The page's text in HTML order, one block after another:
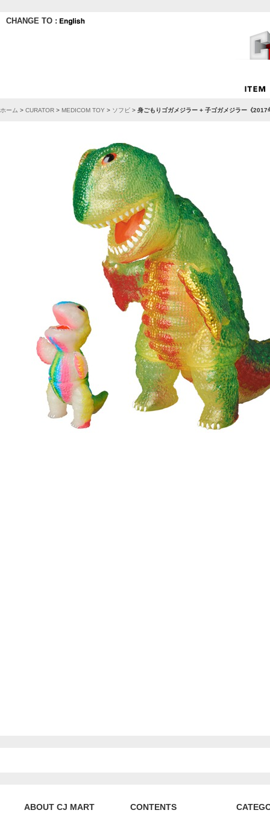
CHANGE TO :
ホーム > CURATOR > MEDICOM TOY > ソフビ > 身ごもりゴガメジラー + 子ゴガメジラー《2017
ABOUT CJ MART CONTENTS